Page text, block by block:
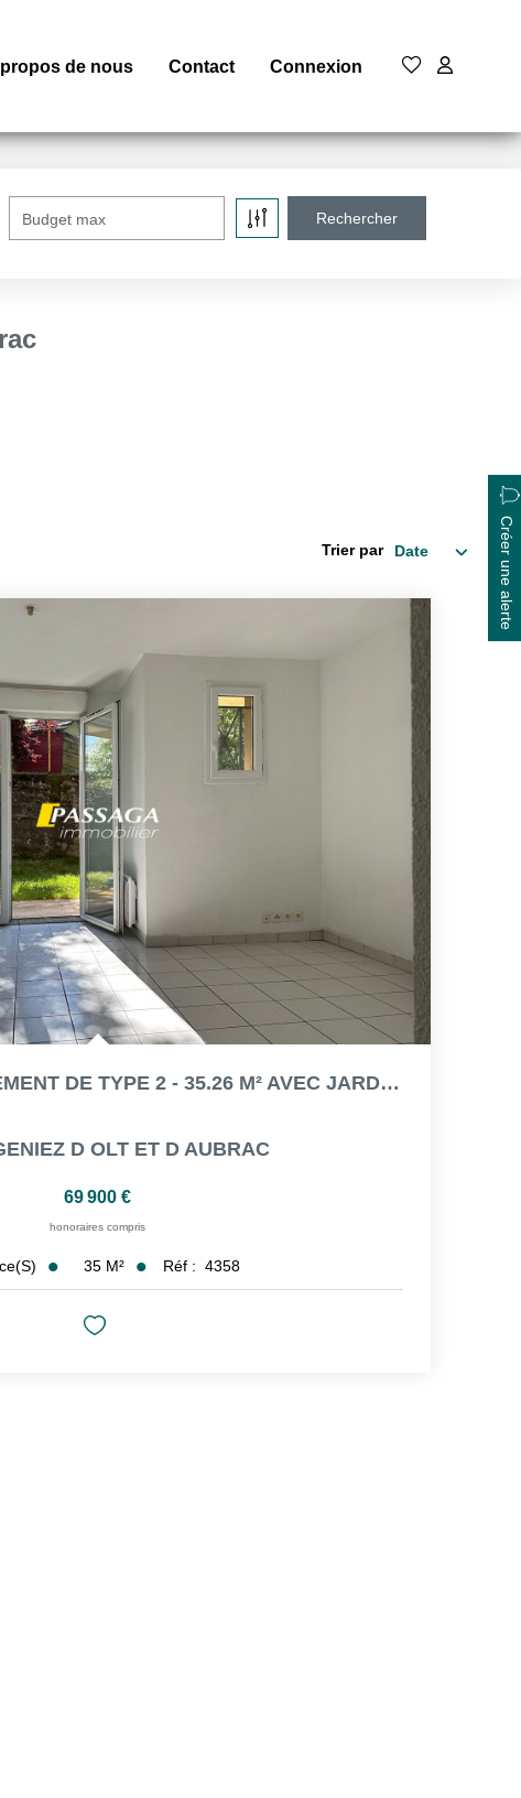
de nous Contact Connexion
Budget max
Créer une alerte
Trier par
A VENDRE - APPARTEMENT DE TYPE 2 - 35.26 M² AVEC JARDIN...
D OLT ET D AUBRAC
69 900 €
honoraires compris
35 M² Réf : 4358